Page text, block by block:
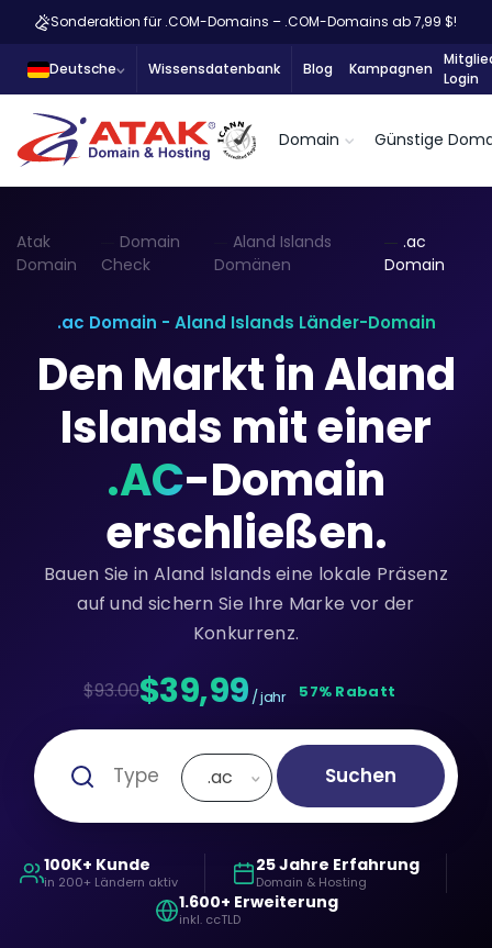
Sonderaktion für .COM-Domains – .COM-Domains ab 7,99 $!
Deutsche Wissensdatenbank Blog Kampagnen
Login
Domain Günstige
Atak
Domain
Domain
Check
Aland Islands
Domänen
.ac
Domain
.ac Domain - Aland Islands Länder-Domain
Den Markt in Aland
Islands mit einer
.AC-Domain
erschließen.
Bauen Sie in Aland Islands eine lokale Präsenz
auf und sichern Sie Ihre Marke vor der
Konkurrenz.
$93.00$39,99 / jahr 57% Rabatt
.ac Suchen
100K+ Kunde
in 200+ Ländern aktiv
25 Jahre Erfahrung
Domain & Hosting
1.600+ Erweiterung
inkl. ccTLD